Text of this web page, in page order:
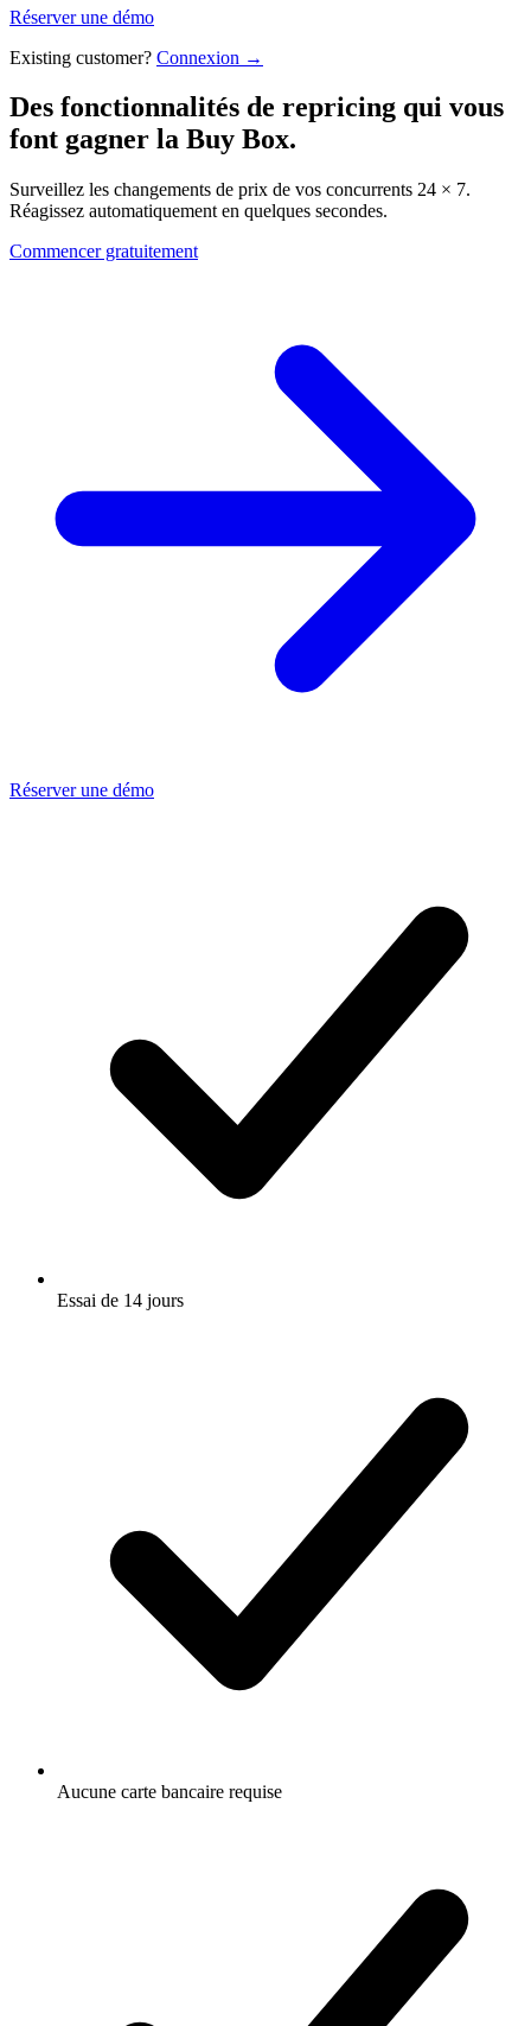
Réserver une démo
Existing customer? Connexion →
Des fonctionnalités de repricing qui vous
font gagner la Buy Box.
Surveillez les changements de prix de vos concurrents 24 × 7.
Réagissez automatiquement en quelques secondes.
Commencer gratuitement
Réserver une démo
Essai de 14 jours
Aucune carte bancaire requise